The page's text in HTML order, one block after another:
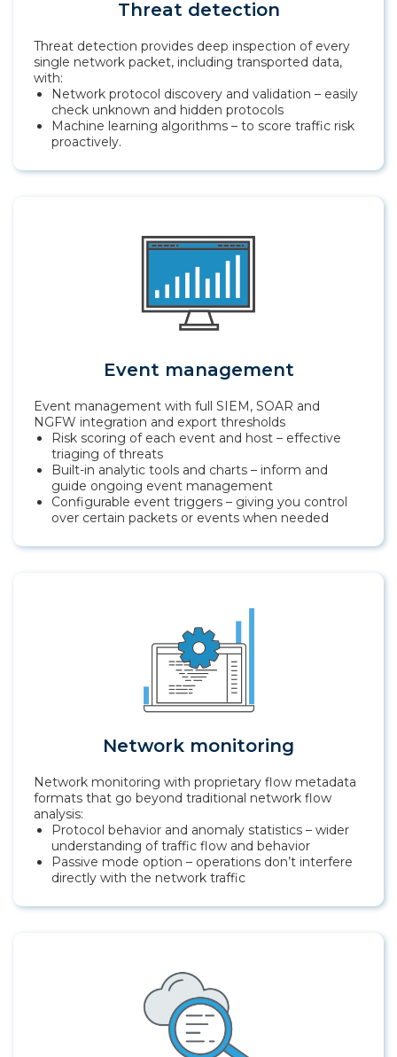
Threat detection
Threat detection provides deep inspection of every
single network packet, including transported data,
with:
Network protocol discovery and validation – easily
check unknown and hidden protocols
Machine learning algorithms – to score traffic risk
proactively.
Event management
Event management with full SIEM, SOAR and
NGFW integration and export thresholds
Risk scoring of each event and host – effective
triaging of threats
Built-in analytic tools and charts – inform and
guide ongoing event management
Configurable event triggers – giving you control
over certain packets or events when needed
Network monitoring
Network monitoring with proprietary flow metadata
formats that go beyond traditional network flow
analysis:
Protocol behavior and anomaly statistics – wider
understanding of traffic flow and behavior
Passive mode option – operations don’t interfere
directly with the network traffic